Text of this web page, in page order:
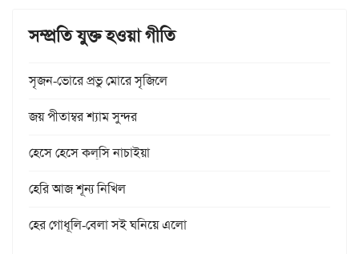
সম্প্রতি যুক্ত হওয়া গীতি
সৃজন-ভোরে প্রভু মোরে সৃজিলে
জয় পীতাম্বর শ্যাম সুন্দর
হেসে হেসে কল্‌সি নাচাইয়া
হেরি আজ শূন্য নিখিল
হের গোধূলি-বেলা সই ঘনিয়ে এলো